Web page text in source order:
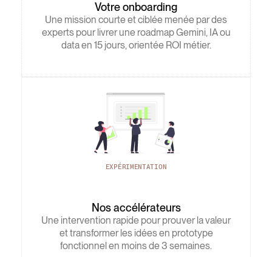
Votre onboarding
Une mission courte et ciblée menée par des
experts pour livrer une roadmap Gemini, IA ou
data en 15 jours, orientée ROI métier.
EXPÉRIMENTATION
Nos accélérateurs
Une intervention rapide pour prouver la valeur
et transformer les idées en prototype
fonctionnel en moins de 3 semaines.